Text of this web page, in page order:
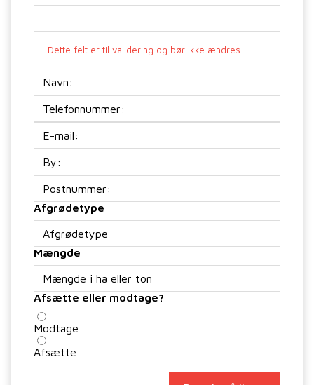
Dette felt er til validering og bør ikke ændres.
mail(Påkrævet)
Afgrødetype
Mængde
Afsætte eller modtage?
Modtage
Afsætte